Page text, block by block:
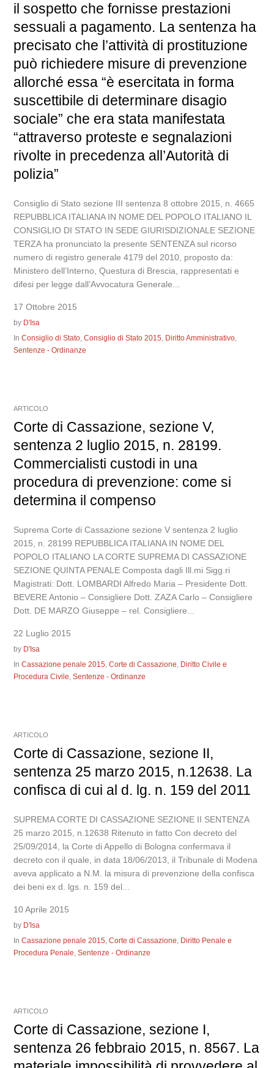
il sospetto che fornisse prestazioni
sessuali a pagamento. La sentenza ha
precisato che l’attività di prostituzione
può richiedere misure di prevenzione
allorché essa “è esercitata in forma
suscettibile di determinare disagio
sociale” che era stata manifestata
“attraverso proteste e segnalazioni
rivolte in precedenza all’Autorità di
polizia”
Consiglio di Stato sezione III sentenza 8 ottobre 2015, n. 4665
REPUBBLICA ITALIANA IN NOME DEL POPOLO ITALIANO IL
CONSIGLIO DI STATO IN SEDE GIURISDIZIONALE SEZIONE
TERZA ha pronunciato la presente SENTENZA sul ricorso
numero di registro generale 4179 del 2010, proposto da:
Ministero dell’Interno, Questura di Brescia, rappresentati e
difesi per legge dall’Avvocatura Generale...
17 Ottobre 2015
by D'Isa
InConsiglio di Stato,Consiglio di Stato 2015, Diritto Amministrativo,
Sentenze - Ordinanze
ARTICOLO
Corte di Cassazione, sezione V,
sentenza 2 luglio 2015, n. 28199.
Commercialisti custodi in una
procedura di prevenzione: come si
determina il compenso
Suprema Corte di Cassazione sezione V sentenza 2 luglio
2015, n. 28199 REPUBBLICA ITALIANA IN NOME DEL
POPOLO ITALIANO LA CORTE SUPREMA DI CASSAZIONE
SEZIONE QUINTA PENALE Composta dagli Ill.mi Sigg.ri
Magistrati: Dott. LOMBARDI Alfredo Maria – Presidente Dott.
BEVERE Antonio – Consigliere Dott. ZAZA Carlo – Consigliere
Dott. DE MARZO Giuseppe – rel. Consigliere...
22 Luglio 2015
by D'Isa
InCassazione penale 2015,Corte di Cassazione, Diritto Civile e
Procedura Civile,Sentenze - Ordinanze
ARTICOLO
Corte di Cassazione, sezione II,
sentenza 25 marzo 2015, n.12638. La
confisca di cui al d. lg. n. 159 del 2011
SUPREMA CORTE DI CASSAZIONE SEZIONE II SENTENZA
25 marzo 2015, n.12638 Ritenuto in fatto Con decreto del
25/09/2014, la Corte di Appello di Bologna confermava il
decreto con il quale, in data 18/06/2013, il Tribunale di Modena
aveva applicato a N.M. la misura di prevenzione della confisca
dei beni ex d. lgs. n. 159 del...
10 Aprile 2015
by D'Isa
InCassazione penale 2015,Corte di Cassazione, Diritto Penale e
Procedura Penale,Sentenze - Ordinanze
ARTICOLO
Corte di Cassazione, sezione I,
sentenza 26 febbraio 2015, n. 8567. La